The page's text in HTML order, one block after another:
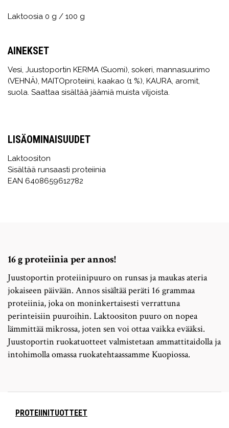
Laktoosia 0 g / 100 g
AINEKSET
Vesi, Juustoportin KERMA (Suomi), sokeri, mannasuurimo
(VEHNÄ), MAITOproteiini, kaakao (1 %), KAURA, aromit,
suola. Saattaa sisältää jäämiä muista viljoista.
LISÄOMINAISUUDET
Laktoositon
Sisältää runsaasti proteiinia
EAN 6408659612782
16 g proteiinia per annos!
Juustoportin proteiinipuuro on runsas ja maukas ateria
jokaiseen päivään. Annos sisältää peräti 16 grammaa
proteiinia, joka on moninkertaisesti verrattuna
perinteisiin puuroihin. Laktoositon puuro on nopea
lämmittää mikrossa, joten sen voi ottaa vaikka evääksi.
Juustoportin ruokatuotteet valmistetaan ammattitaidolla ja
intohimolla omassa ruokatehtaassamme Kuopiossa.
PROTEIINITUOTTEET